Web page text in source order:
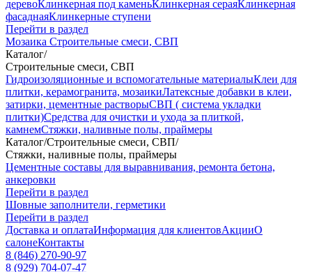
деревоКлинкерная под каменьКлинкерная сераяКлинкерная
фасаднаяКлинкерные ступени
Перейти в раздел
Мозаика Строительные смеси, СВП
Каталог/
Строительные смеси, СВП
Гидроизоляционные и вспомогательные материалыКлеи для
плитки, керамогранита, мозаикиЛатексные добавки в клеи,
затирки, цементные растворыСВП ( система укладки
плитки)Средства для очистки и ухода за плиткой,
камнемСтяжки, наливные полы, праймеры
Каталог/Строительные смеси, СВП/
Стяжки, наливные полы, праймеры
Цементные составы для выравнивания, ремонта бетона,
анкеровки
Перейти в раздел
Шовные заполнители, герметики
Перейти в раздел
Доставка и оплатаИнформация для клиентовАкцииО
салонеКонтакты
8 (846) 270-90-97
8 (929) 704-07-47